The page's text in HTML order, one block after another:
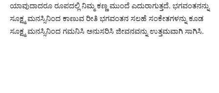
ಯಾವುದಾದರೂ ರೂಪದಲ್ಲಿ ನಿಮ್ಮ ಕಣ್ಣ ಮುಂದೆ ಎದುರಾಗುತ್ತದೆ. ಭಗವಂತನನ್ನು
ಸೂಕ್ಷ್ಮ ಮನಸ್ಸಿನಿಂದ ಕಾಣುವ ರೀತಿ ಭಗವಂತನ ಸಲಹೆ ಸಂಕೇತಗಳನ್ನು ಕೂಡ
ಸೂಕ್ಷ್ಮ ಮನಸ್ಸಿನಿಂದ ಗಮನಿಸಿ ಅನುಸರಿಸಿ ಜೀವನವನ್ನು ಉತ್ತಮವಾಗಿ ಸಾಗಿಸಿ.